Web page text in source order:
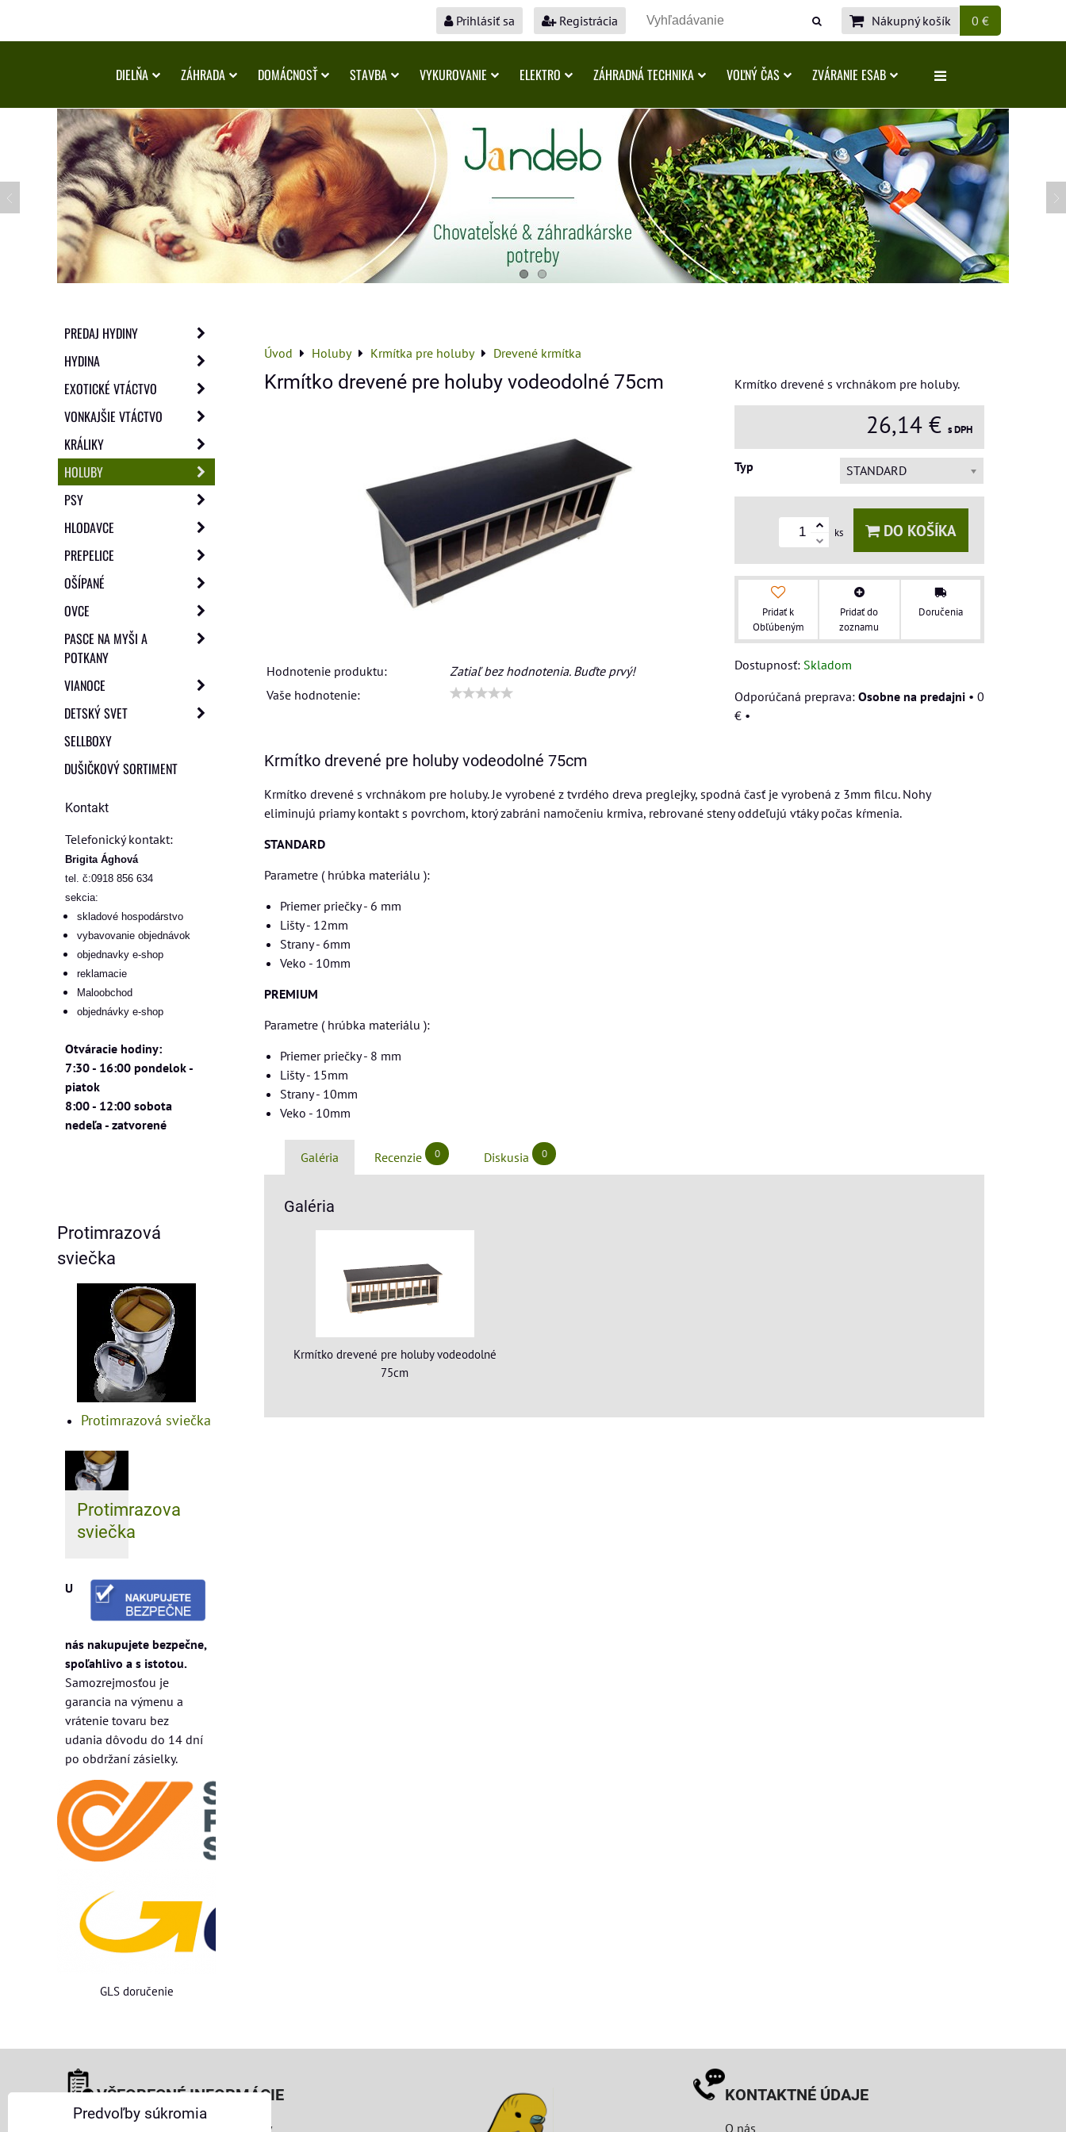
Prihlásiť sa Registrácia Nákupný košík 0 €
DIELŇA ZÁHRADA DOMÁCNOSŤ STAVBA VYKUROVANIE ELEKTRO ZÁHRADNÁ TECHNIKA VOĽNÝ ČAS ZVÁRANIE ESAB
Úvod Holuby Krmítka pre holuby Drevené krmítka
Krmítko drevené pre holuby vodeodolné 75cm
Hodnotenie produktu:
Zatiaľ bez hodnotenia. Buďte prvý!
Vaše hodnotenie:
Krmítko drevené s vrchnákom pre holuby.
26,14 € s DPH
Typ STANDARD
ks DO KOŠÍKA
Pridať k
Obľúbeným
Pridať do
zoznamu
Doručenia
Dostupnosť: Skladom
Osobne na predajni • 0
€ •
Krmítko drevené pre holuby vodeodolné 75cm
Krmítko drevené s vrchnákom pre holuby. Je vyrobené z tvrdého dreva preglejky, spodná časť je vyrobená z 3mm filcu. Nohy
eliminujú priamy kontakt s povrchom, ktorý zabráni namočeniu krmiva, rebrované steny oddeľujú vtáky počas kŕmenia.
STANDARD
Parametre ( hrúbka materiálu ):
Priemer priečky - 6 mm
Lišty - 12mm
Strany - 6mm
Veko - 10mm
PREMIUM
Parametre ( hrúbka materiálu ):
Priemer priečky - 8 mm
Lišty - 15mm
Strany - 10mm
Veko - 10mm
Galéria Recenzie 0 Diskusia 0
Galéria
Krmítko drevené pre holuby vodeodolné
75cm
PREDAJ HYDINY
HYDINA
EXOTICKÉ VTÁCTVO
VONKAJŠIE VTÁCTVO
KRÁLIKY
HOLUBY
PSY
HLODAVCE
PREPELICE
OŠÍPANÉ
OVCE
PASCE NA MYŠI A
POTKANY
VIANOCE
DETSKÝ SVET
SELLBOXY
DUŠIČKOVÝ SORTIMENT
Kontakt
Telefonický kontakt:
Brigita Ághová
tel. č:0918 856 634
sekcia:
skladové hospodárstvo
vybavovanie objednávok
objednavky e-shop
reklamacie
Maloobchod
objednávky e-shop
Otváracie hodiny:
7:30 - 16:00 pondelok -
piatok
8:00 - 12:00 sobota
nedeľa - zatvorené
Protimrazová
sviečka
Protimrazová sviečka
Protimrazova
sviečka
U
nás nakupujete bezpečne,
spoľahlivo a s istotou.
Samozrejmosťou je
garancia na výmenu a
vrátenie tovaru bez
udania dôvodu do 14 dní
po obdržaní zásielky.
GLS doručenie
VŠEOBECNÉ INFORMÁCIE
Obchodné podmienky pre osoby
KONTAKTNÉ ÚDAJE
O nás
Predvoľby súkromia